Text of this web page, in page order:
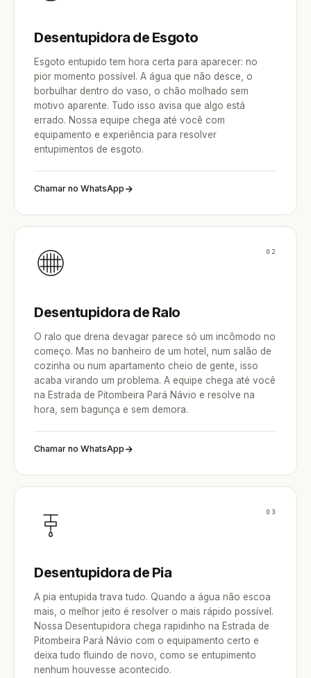
Desentupidora de Esgoto
Esgoto entupido tem hora certa para aparecer: no
pior momento possível. A água que não desce, o
borbulhar dentro do vaso, o chão molhado sem
motivo aparente. Tudo isso avisa que algo está
errado. Nossa equipe chega até você com
equipamento e experiência para resolver
entupimentos de esgoto.
Chamar no WhatsApp
02
Desentupidora de Ralo
O ralo que drena devagar parece só um incômodo no
começo. Mas no banheiro de um hotel, num salão de
cozinha ou num apartamento cheio de gente, isso
acaba virando um problema. A equipe chega até você
na Estrada de Pitombeira Pará Návio e resolve na
hora, sem bagunça e sem demora.
Chamar no WhatsApp
03
Desentupidora de Pia
A pia entupida trava tudo. Quando a água não escoa
mais, o melhor jeito é resolver o mais rápido possível.
Nossa Desentupidora chega rapidinho na Estrada de
Pitombeira Pará Návio com o equipamento certo e
deixa tudo fluindo de novo, como se entupimento
nenhum houvesse acontecido.